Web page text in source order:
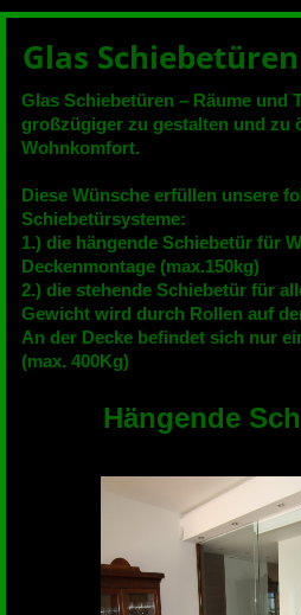
Glas Schiebetüren
Glas Schiebetüren – Räume und
großzügiger zu gestalten und zu
Wohnkomfort.
Diese Wünsche erfüllen unsere
Schiebetürsysteme:
1.) die hängende Schiebetür für
Deckenmontage (max.150kg)
2.) die stehende Schiebetür für
Gewicht wird durch Rollen auf
An der Decke befindet sich nur
(max. 400Kg)
Hängende